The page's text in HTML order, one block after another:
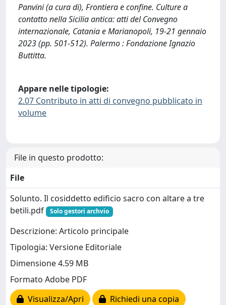
Panvini (a cura di), Frontiera e confine. Culture a
contatto nella Sicilia antica: atti del Convegno
internazionale, Catania e Marianopoli, 19-21 gennaio
2023 (pp. 501-512). Palermo : Fondazione Ignazio
Buttitta.
Appare nelle tipologie:
2.07 Contributo in atti di convegno pubblicato in
volume
File in questo prodotto:
File
Solunto. Il cosiddetto edificio sacro con altare a tre
betili.pdf
Solo gestori archvio
Descrizione: Articolo principale
Tipologia: Versione Editoriale
Dimensione 4.59 MB
Formato Adobe PDF
Visualizza/Apri
Richiedi una copia